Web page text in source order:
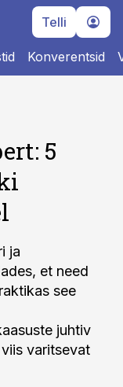
Telli
Konverentsid
5
ja
et need
see
juhtiv
varitsevat